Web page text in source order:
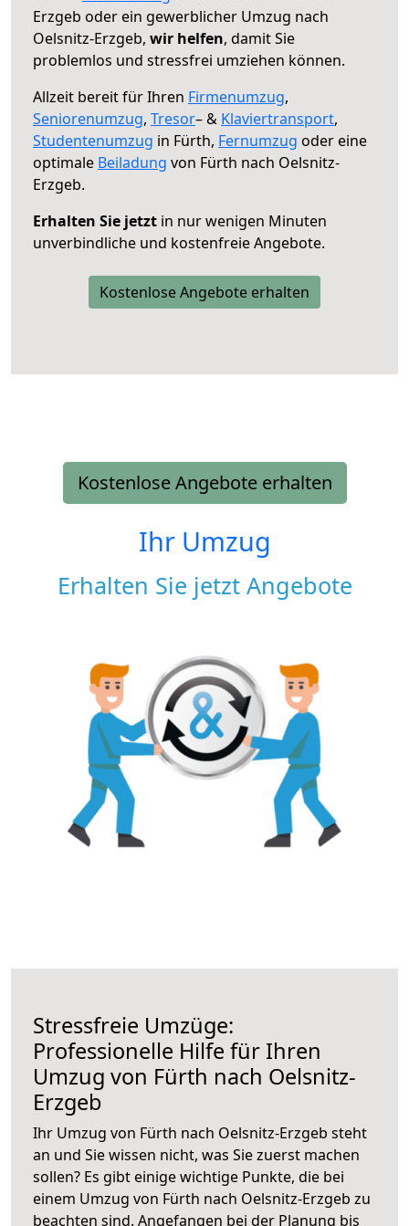
Erzgeb oder ein gewerblicher Umzug nach
Oelsnitz-Erzgeb, wir helfen, damit Sie
problemlos und stressfrei umziehen können.
Allzeit bereit für Ihren Firmenumzug,
Seniorenumzug, Tresor– & Klaviertransport,
Studentenumzug in Fürth, Fernumzug oder eine
optimale Beiladung von Fürth nach Oelsnitz-
Erzgeb.
Erhalten Sie jetzt in nur wenigen Minuten
unverbindliche und kostenfreie Angebote.
Kostenlose Angebote erhalten
Kostenlose Angebote erhalten
Ihr Umzug
Erhalten Sie jetzt Angebote
Stressfreie Umzüge:
Professionelle Hilfe für Ihren
Umzug von Fürth nach Oelsnitz-
Erzgeb
Ihr Umzug von Fürth nach Oelsnitz-Erzgeb steht
an und Sie wissen nicht, was Sie zuerst machen
sollen? Es gibt einige wichtige Punkte, die bei
einem Umzug von Fürth nach Oelsnitz-Erzgeb zu
beachten sind. Angefangen bei der Planung bis